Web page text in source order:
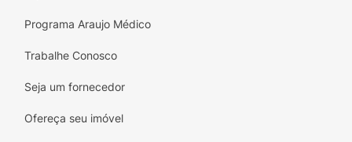
Programa Araujo Médico
Trabalhe Conosco
Seja um fornecedor
Ofereça seu imóvel